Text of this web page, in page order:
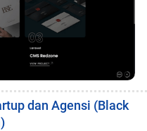
dan Agensi (Black